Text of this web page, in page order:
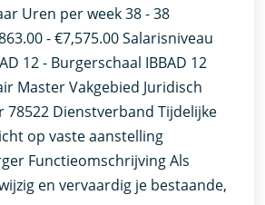
Uren per week 38 - 38
- €7,575.00 Salarisniveau
12 - Burgerschaal IBBAD 12
Master Vakgebied Juridisch
Dienstverband ​Tijdelijke
op vaste aanstelling​
Functieomschrijving Als
en vervaardig je bestaande,